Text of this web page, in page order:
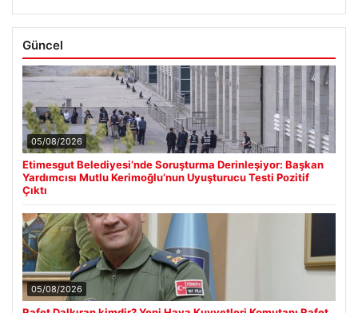
Güncel
05/08/2026
Etimesgut Belediyesi’nde Soruşturma Derinleşiyor: Başkan
Yardımcısı Mutlu Kerimoğlu’nun Uyuşturucu Testi Pozitif
Çıktı
05/08/2026